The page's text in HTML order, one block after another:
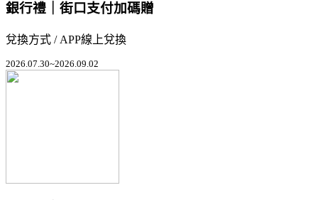
銀行禮｜街口支付加碼贈
兌換方式 / APP線上兌換
2026.07.30~2026.09.02